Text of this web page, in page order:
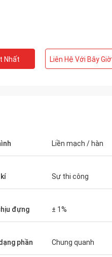
Nhất Liên Hệ Với Bây Giờ
Liền mạch / hàn
Sự thi công
đựng ± 1%
phần Chung quanh